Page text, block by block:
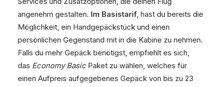
angenehm gestalten. Im Basistarif, hast du bereits die
Möglichkeit, ein Handgepäckstück und einen
persönlichen Gegenstand mit in die Kabine zu nehmen.
Falls du mehr Gepäck benötigst, empfiehlt es sich,
das Economy BasicPaket zu wählen, welches für
einen Aufpreis aufgegebenes Gepäck von bis zu 23